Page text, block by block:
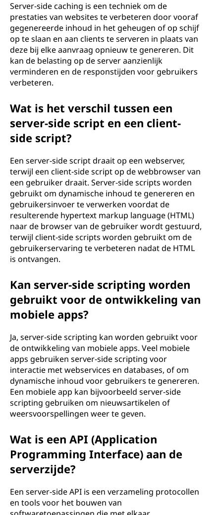
Server-side caching is een techniek om de
prestaties van websites te verbeteren door vooraf
gegenereerde inhoud in het geheugen of op schijf
op te slaan en aan clients te serveren in plaats van
deze bij elke aanvraag opnieuw te genereren. Dit
kan de belasting op de server aanzienlijk
verminderen en de responstijden voor gebruikers
verbeteren.
Wat is het verschil tussen een
server-side script en een client-
side script?
Een server-side script draait op een webserver,
terwijl een client-side script op de webbrowser van
een gebruiker draait. Server-side scripts worden
gebruikt om dynamische inhoud te genereren en
gebruikersinvoer te verwerken voordat de
resulterende hypertext markup language (HTML)
naar de browser van de gebruiker wordt gestuurd,
terwijl client-side scripts worden gebruikt om de
gebruikerservaring te verbeteren nadat de HTML
is ontvangen.
Kan server-side scripting worden
gebruikt voor de ontwikkeling van
mobiele apps?
Ja, server-side scripting kan worden gebruikt voor
de ontwikkeling van mobiele apps. Veel mobiele
apps gebruiken server-side scripting voor
interactie met webservices en databases, of om
dynamische inhoud voor gebruikers te genereren.
Een mobiele app kan bijvoorbeeld server-side
scripting gebruiken om nieuwsartikelen of
weersvoorspellingen weer te geven.
Wat is een API (Application
Programming Interface) aan de
serverzijde?
Een server-side API is een verzameling protocollen
en tools voor het bouwen van